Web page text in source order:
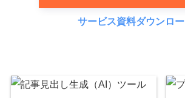
サービス資料ダウンロ